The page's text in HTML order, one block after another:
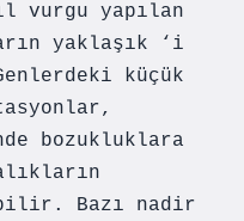
vurgu yapılan
yaklaşık ‘i
küçük
bozukluklara
Bazı nadir